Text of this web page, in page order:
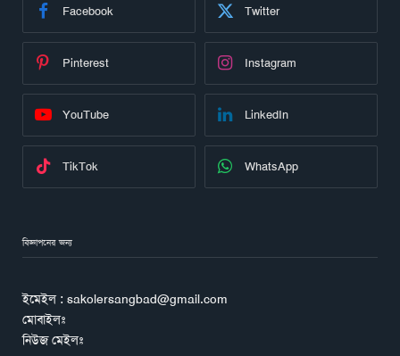
Facebook Twitter
Pinterest Instagram
YouTube LinkedIn
TikTok WhatsApp
বিজ্ঞাপনের জন্য
ইমেইল : sakolersangbad@gmail.com
মোবাইলঃ
নিউজ মেইলঃ